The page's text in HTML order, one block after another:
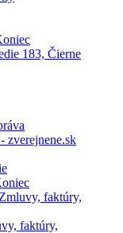
183, Čierne
zverejnene.sk
faktúry,
faktúry,